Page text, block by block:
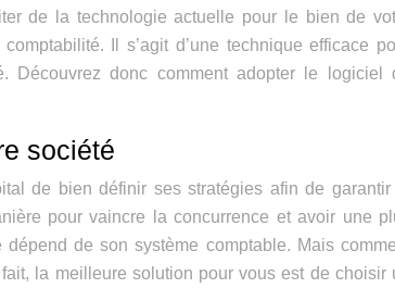
de la technologie actuelle pour le bien de
Il s’agit d’une technique efficace
Découvrez donc comment adopter le logiciel
société
de bien définir ses stratégies afin de garantir
pour vaincre la concurrence et avoir une
de son système comptable. Mais
la meilleure solution pour vous est de choisir